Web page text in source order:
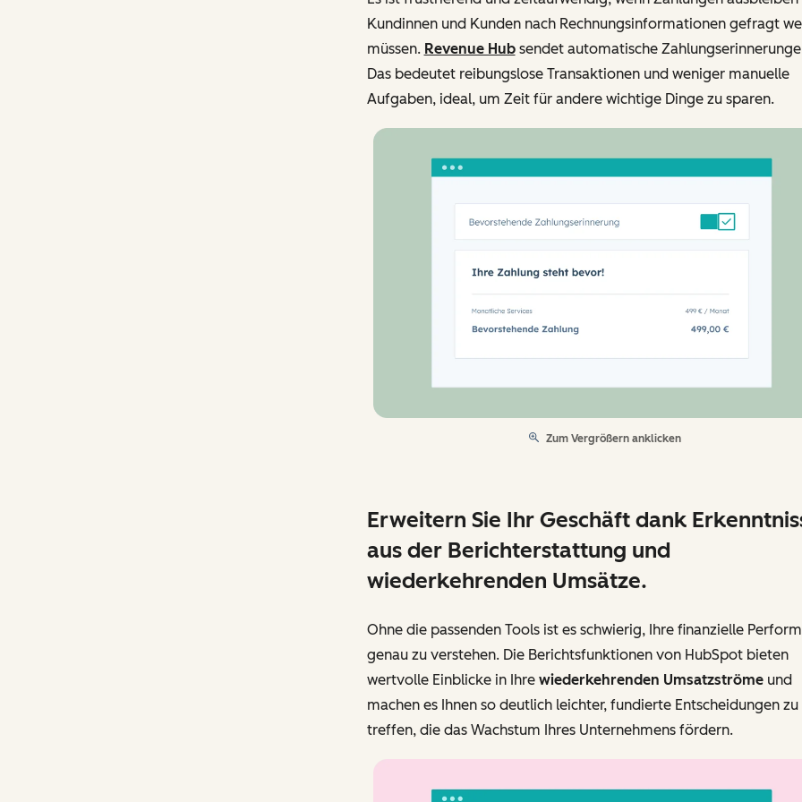
Kundinnen und Kunden nach Rechnungsinformationen gefragt
müssen. Revenue Hubsendet automatische
Das bedeutet reibungslose Transaktionen und weniger manuelle
Aufgaben, ideal, um Zeit für andere wichtige Dinge zu sparen.
Zum Vergrößern anklicken
Erweitern Sie Ihr Geschäft dank
aus der Berichterstattung und
wiederkehrenden Umsätze.
Ohne die passenden Tools ist es schwierig, Ihre finanzielle
genau zu verstehen. Die Berichtsfunktionen von HubSpot bieten
wertvolle Einblicke in Ihre wiederkehrenden Umsatzströmeund
machen es Ihnen so deutlich leichter, fundierte Entscheidungen zu
treffen, die das Wachstum Ihres Unternehmens fördern.